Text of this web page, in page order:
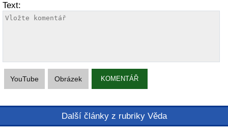
Text:
YouTube Obrázek KOMENTÁŘ
Další články z rubriky Věda